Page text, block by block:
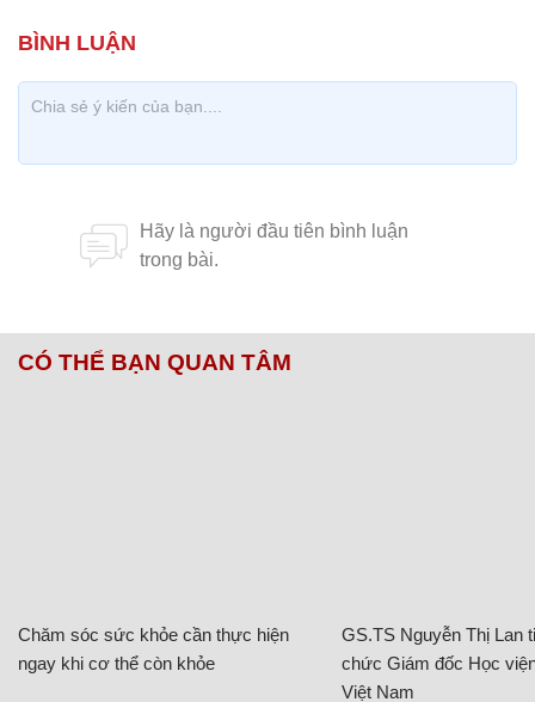
CÓ THỂ BẠN QUAN TÂM
Chăm sóc sức khỏe cần thực hiện
ngay khi cơ thể còn khỏe
GS.TS Nguyễn Thị Lan
chức Giám đốc Học
Việt Nam